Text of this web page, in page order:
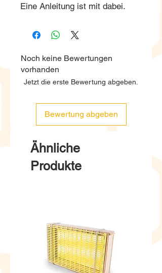
Eine Anleitung ist mit dabei.
Noch keine Bewertungen
vorhanden
Jetzt die erste Bewertung abgeben.
Bewertung abgeben
Ähnliche
Produkte